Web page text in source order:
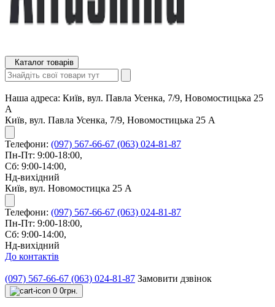
Каталог товарів
Наша адреса: Київ, вул. Павла Усенка, 7/9, Новомостицька 25
А
Київ, вул. Павла Усенка, 7/9, Новомостицька 25 А
Телефони: (097) 567-66-67 (063) 024-81-87
Пн-Пт: 9:00-18:00,
Сб: 9:00-14:00,
Нд-вихідний
Київ, вул. Новомостицка 25 А
Телефони: (097) 567-66-67 (063) 024-81-87
Пн-Пт: 9:00-18:00,
Сб: 9:00-14:00,
Нд-вихідний
До контактів
(097) 567-66-67 (063) 024-81-87 Замовити дзвінок
0 0грн.